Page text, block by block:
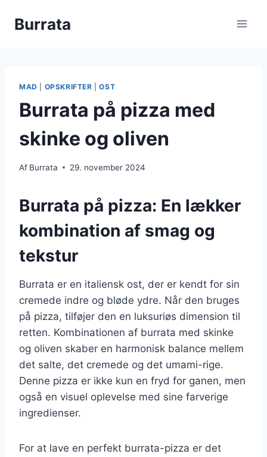
Burrata
MAD OPSKRIFTER |OST
Burrata på pizza med
skinke og oliven
Af Burrata 29. november 2024
Burrata på pizza: En lækker
kombination af smag og
tekstur
Burrata er en italiensk ost, der er kendt for sin
cremede indre og bløde ydre. Når den bruges
på pizza, tilføjer den en luksuriøs dimension til
retten. Kombinationen af burrata med skinke
og oliven skaber en harmonisk balance mellem
det salte, det cremede og det umami-rige.
Denne pizza er ikke kun en fryd for ganen, men
også en visuel oplevelse med sine farverige
ingredienser.
For at lave en perfekt burrata-pizza er det